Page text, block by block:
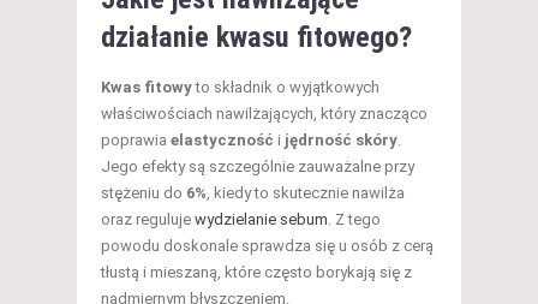
działanie kwasu fitowego?
Kwas fitowyto składnik o wyjątkowych
właściwościach nawilżających, który znacząco
poprawia elastyczność i jędrność skóry
Jego efekty są szczególnie zauważalne przy
stężeniu do 6% , kiedy to skutecznie nawilża
oraz reguluje wydzielanie sebum . Z tego
powodu doskonale sprawdza się u osób z cerą
tłustą i mieszaną, które często borykają się z
nadmiernym błyszczeniem.